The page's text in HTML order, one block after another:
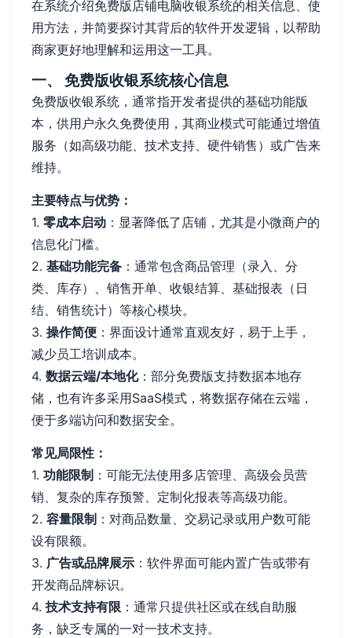
在系统介绍免费版店铺电脑收银系统的相关信息、使
用方法，并简要探讨其背后的软件开发逻辑，以帮助
商家更好地理解和运用这一工具。
一、 免费版收银系统核心信息
免费版收银系统，通常指开发者提供的基础功能版
本，供用户永久免费使用，其商业模式可能通过增值
服务（如高级功能、技术支持、硬件销售）或广告来
维持。
主要特点与优势：
1. 零成本启动 ：显著降低了店铺，尤其是小微商户的
信息化门槛。
2. 基础功能完备 ：通常包含商品管理（录入、分
类、库存）、销售开单、收银结算、基础报表（日
结、销售统计）等核心模块。
3. 操作简便 ：界面设计通常直观友好，易于上手，
减少员工培训成本。
4. 数据云端/本地化：部分免费版支持数据本地存
储，也有许多采用SaaS模式，将数据存储在云端，
便于多端访问和数据安全。
常见局限性：
1. 功能限制 ：可能无法使用多店管理、高级会员营
销、复杂的库存预警、定制化报表等高级功能。
2. 容量限制 ：对商品数量、交易记录或用户数可能
设有限额。
3. 广告或品牌展示 ：软件界面可能内置广告或带有
开发商品牌标识。
4. 技术支持有限 ：通常只提供社区或在线自助服
务，缺乏专属的一对一技术支持。